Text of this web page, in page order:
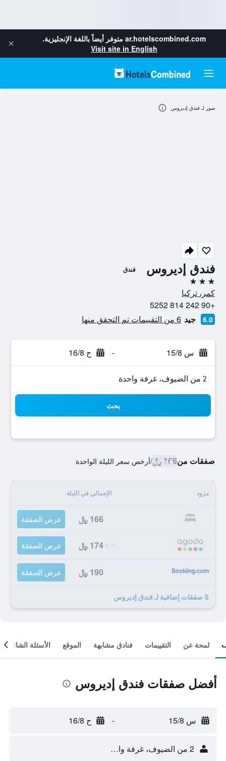
ar.hotelscombined.com متوفر أيضاً باللغة الإنجليزية.
Visit site in English
فندق إديروس فندق
3 نجوم
كمر، تركيا
+90 242 814 5252
6.0 جيد 6 من التقييمات تم التحقق منها
س 15/8 - ح 16/8
2 من الضيوف، غرفة واحدة
بحث
صفقات من166 ﷼ /أرخص سعر الليلة الواحدة
مزود الإجمالي في الليلة
166 ﷼ عرض الصفقة
174 ﷼ عرض الصفقة
190 ﷼ عرض الصفقة
5 صفقات إضافية لـ فندق إديروس
صور لـ فندق إديروس
لمحة عن التقييمات فنادق مشابهة الموقع الأسئلة الشائعة
أفضل صفقات فندق إديروس
س 15/8 - ح 16/8
2 من الضيوف، غرفة واحدة